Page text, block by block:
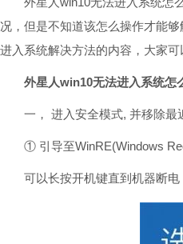
况，但是不知道该怎么操作才能
进入系统解决方法的内容，大家可
外星人win10无法进入系统怎
一， 进入安全模式, 并移除最
① 引导至WinRE(Windows
可以长按开机键直到机器断电